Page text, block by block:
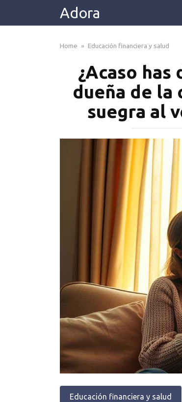
Adora
Home » Educación financiera y salud
¿Acaso
dueña de la
suegra al
Educación financiera y salud